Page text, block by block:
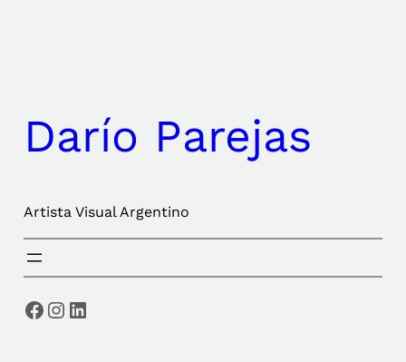
Darío Parejas
Artista Visual Argentino
Facebook Instagram LinkedIn